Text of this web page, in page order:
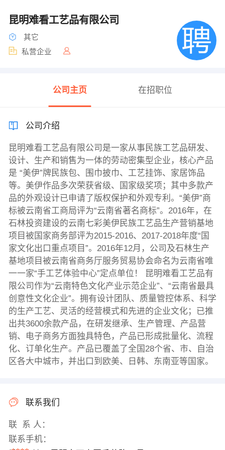
昆明难看工艺品有限公司
其它
私营企业
公司主页 在招职位
公司介绍
昆明难看工艺品有限公司是一家从事民族工艺品研发、
设计、生产和销售为一体的劳动密集型企业，核心产品
是 “美伊”牌民族包、围巾披巾、工艺挂饰、家居饰品
等。美伊作品多次荣获省级、国家级奖项；其中多款产
品的外观设计已申请了版权保护和外观专利。“美伊”商
标被云南省工商局评为“云南省著名商标”。2016年，在
石林投资建设的云南七彩美伊民族工艺品生产营销基地
项目被国家商务部评为2015-2016、2017-2018年度“国
家文化出口重点项目”。2016年12月，公司及石林生产
基地项目被云南省商务厅服务贸易协会命名为云南省唯
一一家“手工艺体验中心”定点单位！ 昆明难看工艺品有
限公司作为“云南特色文化产业示范企业”、“云南省最具
创意性文化企业”。拥有设计团队、质量管控体系、科学
的生产工艺、灵活的经营模式和先进的企业文化；已推
出共3600余款产品，在研发继承、生产管理、产品营
销、电子商务方面独具特色，产品已形成批量化、流程
化、订单化生产。产品已覆盖了全国28个省、市、自治
区各大中城市，并出口到欧美、日韩、东南亚等国家。
联系我们
联 系 人：
联系手机：